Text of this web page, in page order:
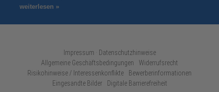
weiterlesen »
Impressum · Datenschutzhinweise
Allgemeine Geschäftsbedingungen
Widerrufsrecht
Risikohinweise / Interessenkonflikte
Bewerberinformationen
Eingesandte Bilder
Digitale Barrierefreiheit